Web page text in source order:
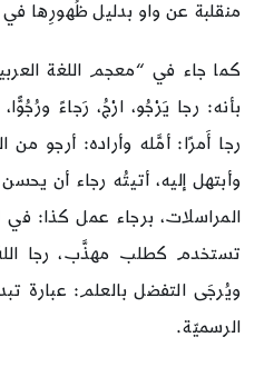
منقلبة عن واو بدليل ظُهورِها في
كما جاء في “معجم اللغة
بأنه: رجا يَرْجُو، ارْجُ، رَجاءً
رجا أَمرًا: أمَّله وأراده: أرجو من
وأبتهل إليه، أتيتُه رجاء أن
المراسلات، برجاء عمل كذا: في
تستخدم كطلب مهذَّب، رجا
ويُرجَى التفضل بالعلم: عبارة
الرسميّة.